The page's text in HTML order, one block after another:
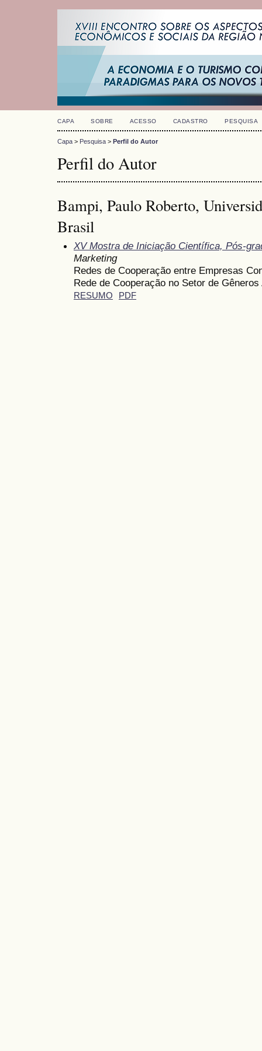
CAPA SOBRE ACESSO CADASTRO PESQUISA
Capa > Pesquisa > Perfil do Autor
Perfil do Autor
Bampi, Paulo Roberto,
Brasil
XV Mostra de Iniciação Científica, Pós-
Marketing
Redes de Cooperação entre Empresas
Rede de Cooperação no Setor de
RESUMO PDF